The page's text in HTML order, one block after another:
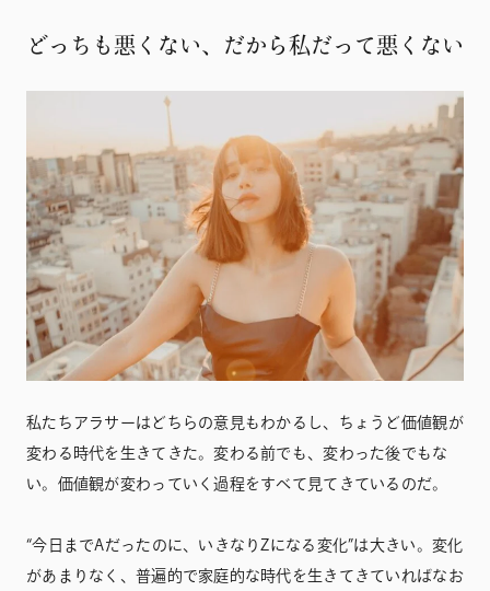
どっちも悪くない、だから私だって悪くない
私たちアラサーはどちらの意見もわかるし、ちょうど価値観が
変わる時代を生きてきた。変わる前でも、変わった後でもな
い。価値観が変わっていく過程をすべて見てきているのだ。
“今日までAだったのに、いきなりZになる変化”は大きい。変化
があまりなく、普遍的で家庭的な時代を生きてきていればなお